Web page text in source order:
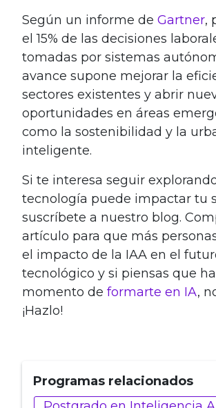
Según un informe de Gartner,
el 15% de las decisiones
tomadas por sistemas
avance supone mejorar la
sectores existentes y abrir
oportunidades en áreas
como la sostenibilidad y la
inteligente.
Si te interesa seguir
tecnología puede impactar tu
suscríbete a nuestro blog.
artículo para que más
el impacto de la IAA en el
tecnológico y si piensas que
momento de formarte en IA,
¡Hazlo!
Programas relacionados